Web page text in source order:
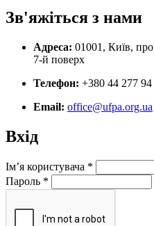
Зв'яжіться з нами
Адреса: 01001, Київ,
7-й поверх
Телефон: +380 44 277 94
Email: office@ufpa.org.ua
Вхід
Ім’я користувача *
Пароль *